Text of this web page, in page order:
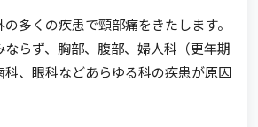
多くの疾患で頸部痛をきたします。
らず、胸部、腹部、婦人科（更年期
科、眼科などあらゆる科の疾患が原因